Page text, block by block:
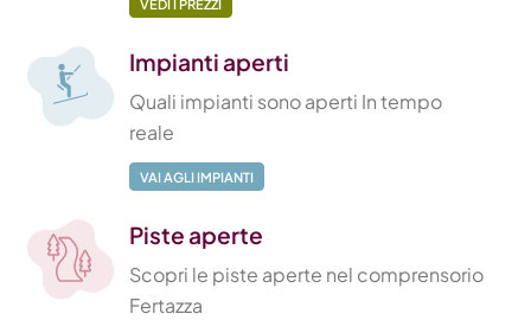
Impianti aperti
Quali impianti sono aperti In tempo
reale
VAI AGLI IMPIANTI
Piste aperte
Scopri le piste aperte nel comprensorio
Fertazza